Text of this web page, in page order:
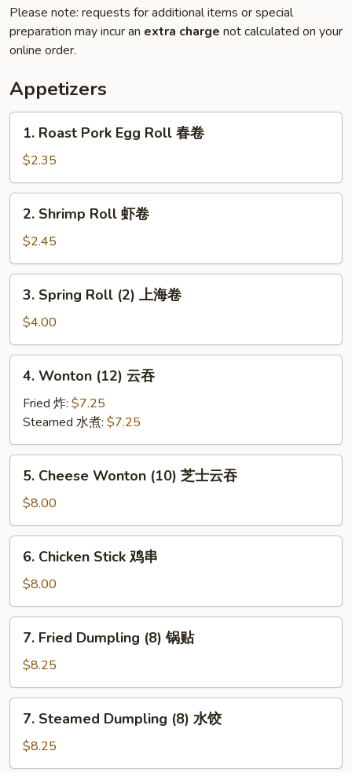
Please note: requests for additional items or special
preparation may incur an extra charge not calculated on your
online order.
Appetizers
Roast
Pork
Egg
Roll
1. Roast Pork Egg Roll 春卷
$2.35
Shrimp
Roll
虾
卷
2. Shrimp Roll 虾卷
$2.45
Spring
Roll
(2)
上
3. Spring Roll (2) 上海卷
$4.00
Wonton
(12)
吞
4. Wonton (12) 云吞
Fried 炸: $7.25
Steamed 水煮: $7.25
Cheese
Wonton
(10)
芝
5. Cheese Wonton (10) 芝士云吞
$8.00
Chicken
Stick
鸡
串
6. Chicken Stick 鸡串
$8.00
Fried
Dumpling
(8)
锅
7. Fried Dumpling (8) 锅贴
$8.25
Steamed
Dumpling
(8)
7. Steamed Dumpling (8) 水饺
$8.25